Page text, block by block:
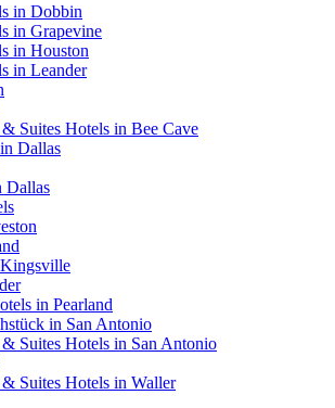
in Dobbin
in Grapevine
in Houston
in Leander
Suites Hotels in Bee Cave
Dallas
Dallas
in Pearland
in San Antonio
Suites Hotels in San Antonio
Suites Hotels in Waller